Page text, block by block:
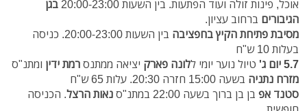
אוכל, פינות זולה ועוד הפתעות. בין השעות 20:00-23:00
בגן
הגיבורים ברחוב עציון.
מסיבת פתיחת הקיץ בחפציבה
בין השעות 20:00-23:00. כניסה
בעלות 10 ש"ח
5.7 יום ג'
טיול נוער יומי ללונה פארק יציאה ממתנסרמת ידין ומתנ"ס
מזרח נתניה בשעה 15:00 חזרה 20:30. עלות 65 ש"ח
סטנד אפ בן בן ברוך בשעה 22:00 במתנ"ס נאות הרצל. הכניסה